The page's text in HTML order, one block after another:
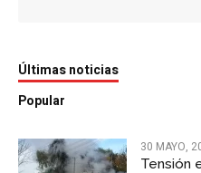
Últimas noticias
Popular
30 MAYO,
Tensión